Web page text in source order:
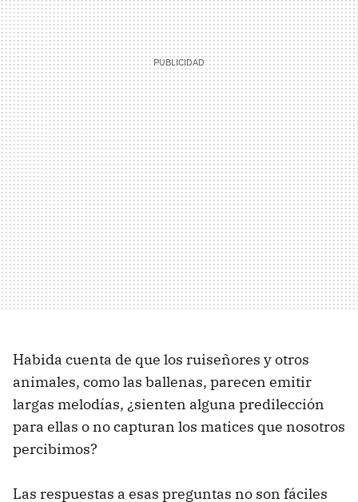
Habida cuenta de que los ruiseñores y otros
animales, como las ballenas, parecen emitir
largas melodías, ¿sienten alguna predilección
para ellas o no capturan los matices que nosotros
percibimos?
Las respuestas a esas preguntas no son fáciles